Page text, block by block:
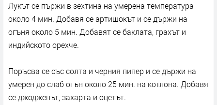
Лукът се пържи в зехтина на умерена температура
около 4 мин. Добавя се артишокът и се държи на
огъня около 5 мин. Добавят се баклата, грахът и
индийското орехче.
Поръсва се със солта и черния пипер и се държи на
умерен до слаб огън около 25 мин. на котлона. Добавя
се джодженът, захарта и оцетът.